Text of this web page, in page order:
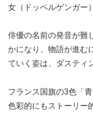
女（ドッペルゲンガー
俳優の名前の発音が難
かになり、物語が進む
ていく姿は、ダスティ
フランス国旗の3色「
色彩的にもストーリー